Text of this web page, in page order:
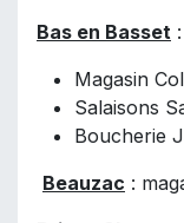
Bas en Basset :
Magasin
Salaisons
Boucherie
Beauzac :